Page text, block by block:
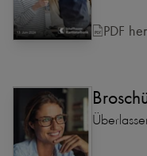
PDF